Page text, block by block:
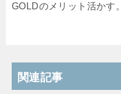
GOLDのメリット活かす。
関連記事